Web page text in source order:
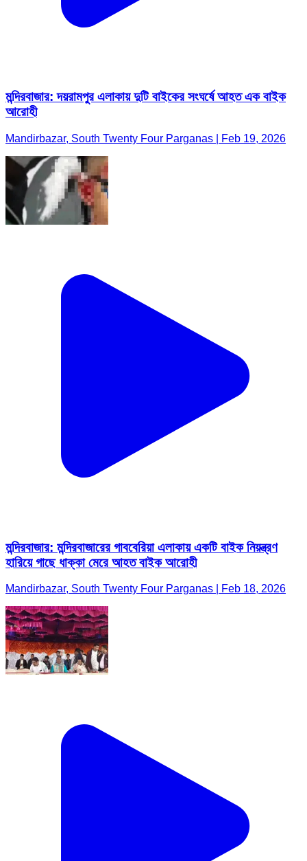
মন্দিরবাজার: দয়রামপুর এলাকায় দুটি বাইকের সংঘর্ষে আহত এক বাইক
আরোহী
Mandirbazar, South Twenty Four Parganas | Feb 19, 2026
মন্দিরবাজার: মন্দিরবাজারের গাববেরিয়া এলাকায় একটি বাইক নিয়ন্ত্রণ
হারিয়ে গাছে ধাক্কা মেরে আহত বাইক আরোহী
Mandirbazar, South Twenty Four Parganas | Feb 18, 2026